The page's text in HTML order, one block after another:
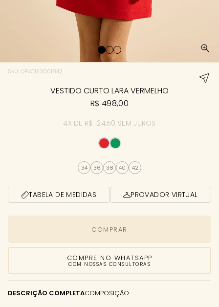
SKU: OPVC153001842
VESTIDO CURTO LARA VERMELHO
R$ 498,00
4X DE R$ 124,50 SEM JUROS
34 36 38 40 42
TABELA DE MEDIDAS PROVADOR VIRTUAL
COMPRAR
COMPRE NO WHATSAPP
COM NOSSAS CONSULTORAS
DESCRIÇÃO COMPLETACOMPOSIÇÃO